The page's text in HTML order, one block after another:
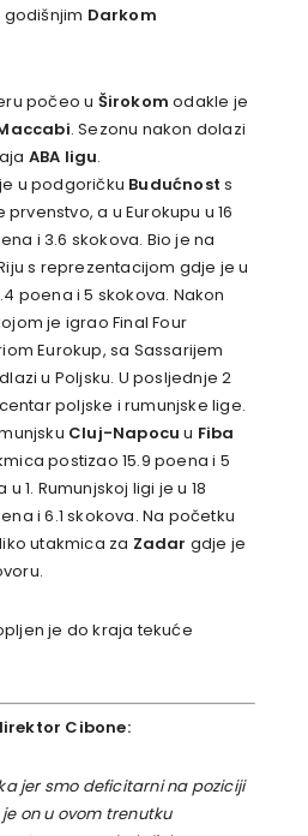
godišnjim Darkom
počeo u Širokom odakle je
. Sezonu nakon dolazi
ABA ligu.
u podgoričku Budućnosts
a u Eurokupu u 16
i 3.6 skokova. Bio je na
s reprezentacijom gdje je u
poena i 5 skokova. Nakon
je igrao Final Four
Eurokup, sa Sassarijem
u Poljsku. U posljednje 2
poljske i rumunjske lige.
Cluj-Napocu u Fiba
postizao 15.9 poena i 5
1. Rumunjskoj ligi je u 18
i 6.1 skokova. Na početku
utakmica za Zadar gdje je
je do kraja tekuće
Cibone:
jer smo deficitarni na poziciji
on u ovom trenutku